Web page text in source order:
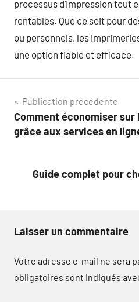
processus d’impression tout
rentables. Que ce soit pour
ou personnels, les
une option fiable et efficace.
Navigation
de
Publication précédente
Comment économiser sur
grâce aux services en
Guide complet pour
Laisser un commentaire
Votre adresse e-mail ne sera
obligatoires sont indiqués